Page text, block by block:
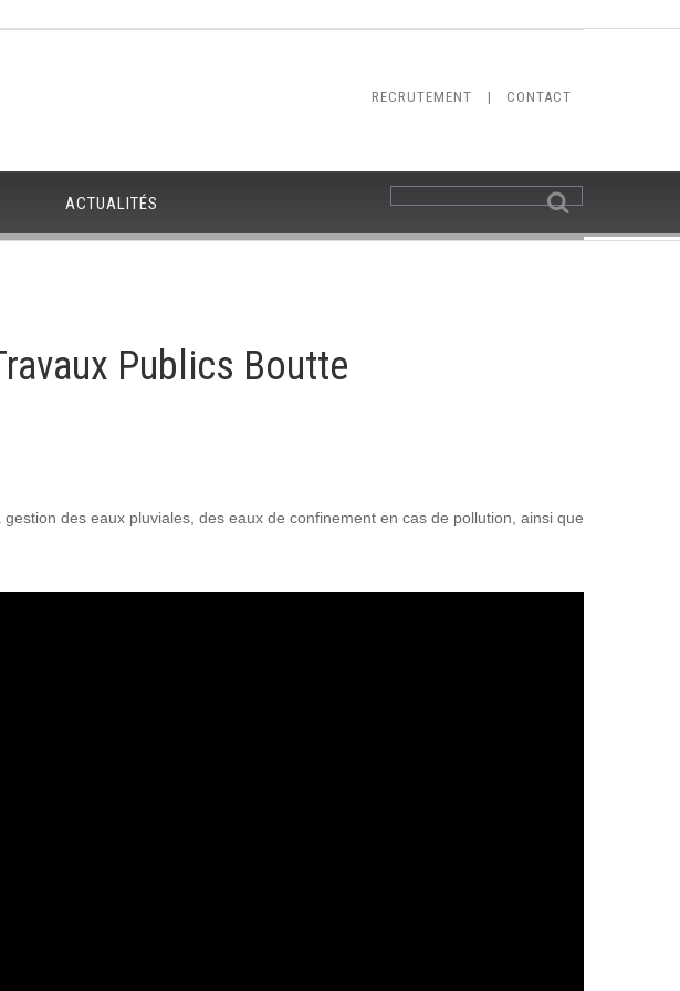
RECRUTEMENT | CONTACT
ACTUALITÉS
Publics Boutte
des eaux pluviales, des eaux de confinement en cas de pollution, ainsi que